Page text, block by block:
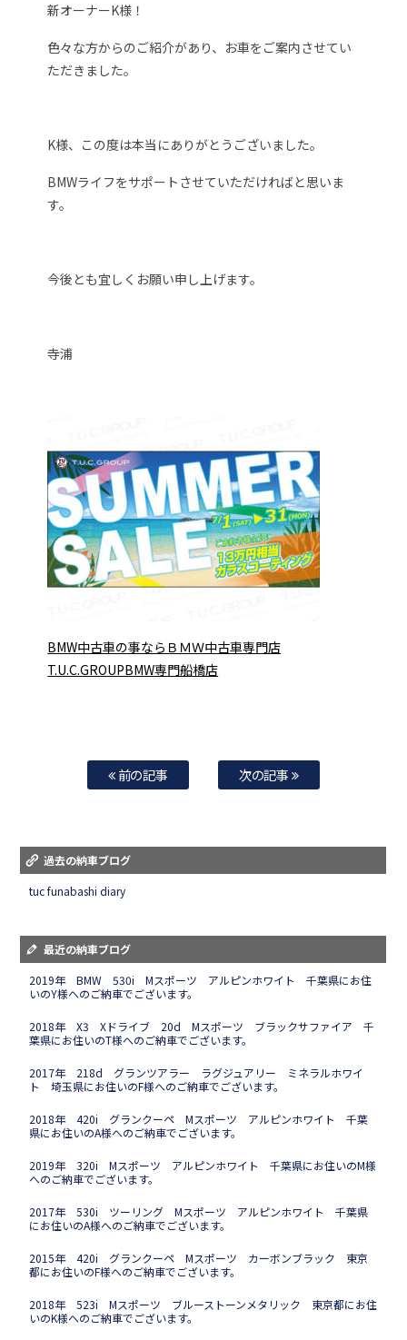
新オーナーK様！
色々な方からのご紹介があり、お車をご案内させてい
ただきました。
K様、この度は本当にありがとうございました。
BMWライフをサポートさせていただければと思いま
す。
今後とも宜しくお願い申し上げます。
寺浦
BMW中古車の事ならＢＭＷ中古車専門店
T.U.C.GROUPBMW専門船橋店
前の記事 次の記事
過去の納車ブログ
tuc funabashi diary
最近の納車ブログ
2019年 BMW 530i Mスポーツ アルピンホワイト 千葉県にお住
いのY様へのご納車でございます。
2018年 X3 Xドライブ 20d Mスポーツ ブラックサファイア 千
葉県にお住いのT様へのご納車でございます。
2017年 218d グランツアラー ラグジュアリー ミネラルホワイ
ト 埼玉県にお住いのF様へのご納車でございます。
2018年 420i グランクーペ Mスポーツ アルピンホワイト 千葉
県にお住いのA様へのご納車でございます。
2019年 320i Mスポーツ アルピンホワイト 千葉県にお住いのM様
へのご納車でございます。
2017年 530i ツーリング Mスポーツ アルピンホワイト 千葉県
にお住いのA様へのご納車でございます。
2015年 420i グランクーペ Mスポーツ カーボンブラック 東京
都にお住いのF様へのご納車でございます。
2018年 523i Mスポーツ ブルーストーンメタリック 東京都にお住
いのK様へのご納車でございます。